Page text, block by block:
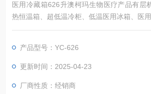
医用冷藏箱626升澳柯玛生物医疗产品有层
热恒温箱、超低温冷柜、低温医用冰箱、医
剂柜。
产品型号：YC-626
更新时间：2025-04-23
厂商性质：经销商